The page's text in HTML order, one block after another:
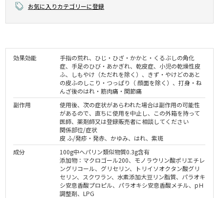
お気に入りカテゴリーに登録
効果効能
手指の荒れ、ひじ・ひざ・かかと・くるぶしの角化
症、手足のひび・あかぎれ、乾皮症、小児の乾燥性皮
ふ、しもやけ（ただれを除く）、きず・やけどのあと
の皮ふのしこり・つっぱり（ 顔面を除く）、打身・ね
んざ後のはれ・筋肉痛・関節痛
副作用
使用後、次の症状があらわれた場合は副作用の可能性
があるので、直ちに使用を中止し、この外箱を持って
医師、薬剤師又は登録販売者に相談してください
関係部位/症状
皮 ふ/発疹・発赤、かゆみ、はれ、紫斑
成分
100g中ヘパリン類似物質0.3g含有
添加物：マクロゴール200、モノラウリン酸ポリエチレ
ングリコール、グリセリン、トリイソオクタン酸グリ
セリン、スクワラン、水素添加大豆リン脂質、パラオキ
シ安息香酸プロピル、パラオキシ安息香酸メチル、pＨ
調整剤、LPG